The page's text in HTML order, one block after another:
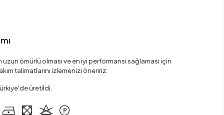
ömürlü olması ve en iyi performansı sağlaması için
talimatlarını izlemenizi öneririz:
üretildi.